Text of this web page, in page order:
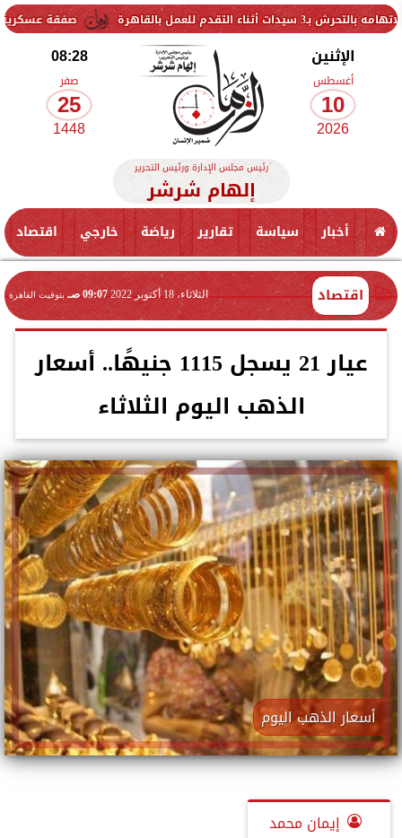
صفقة عسكرية بين تركيا وأوكرانيا بقيمة 283 مليون دولار.. 70
الإثنين
أغسطس
10
2026
08:28
صفر
25
1448
رئيس مجلس الإدارة ورئيس التحرير
إلهام شرشر
أخبار سياسة تقارير رياضة خارجي اقتصاد
اقتصاد الثلاثاء، 18 أكتوبر 2022 09:07 صـ بتوقيت القاهرة
عيار 21 يسجل 1115 جنيهًا.. أسعار
الذهب اليوم الثلاثاء
أسعار الذهب اليوم
إيمان محمد